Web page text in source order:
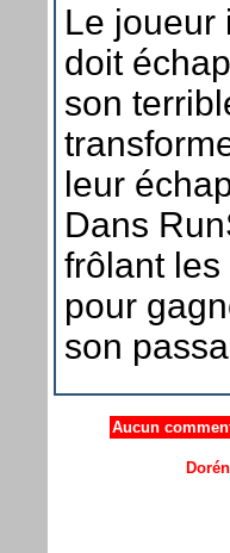
Le joueur
doit
son
leur
Dans
frôlant
pour
son
Aucun